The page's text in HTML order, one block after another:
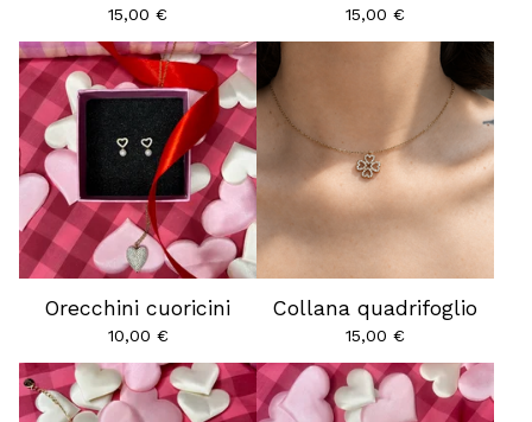
15,00 € 15,00 €
Orecchini cuoricini
10,00 €
Collana quadrifoglio
15,00 €